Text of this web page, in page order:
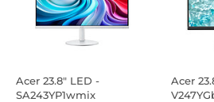
Acer 23.8" LED -
SA243YP1wmix
Acer